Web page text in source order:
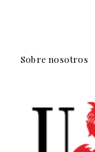
Sobre nosotros